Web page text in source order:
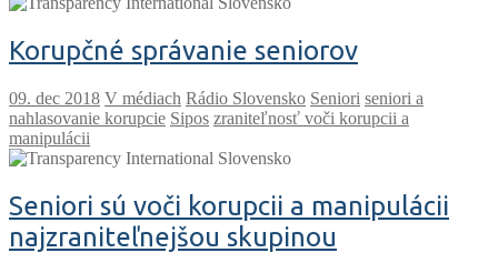
Korupčné správanie seniorov
V médiach Rádio Slovensko Seniori seniori a
nahlasovanie korupcie Sipos zraniteľnosť voči korupcii a
manipulácii
Seniori sú voči korupcii a manipulácii
najzraniteľnejšou skupinou